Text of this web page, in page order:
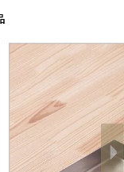
次
へ